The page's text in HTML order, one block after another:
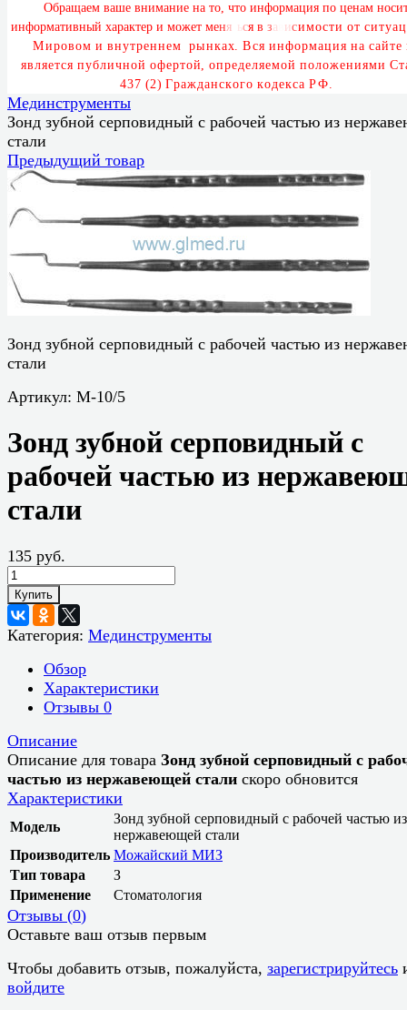
Обращаем ваше внимание на то, что информация по ценам носи
информативный характер и может меня т ься в за висимости от ситуац
Мировом и внутреннем рынках. Вся информация на сайте
является публичной офертой, определяемой положениями Ст
437 (2) Гражданского кодекса РФ.
Мединструменты
Зонд зубной серповидный с рабочей частью из
стали
Предыдущий товар
Зонд зубной серповидный с рабочей частью из
стали
Артикул: М-10/5
Зонд зубной серповидный с
рабочей частью из
стали
135 руб.
Купить
Категория: Мединструменты
Обзор
Характеристики
Отзывы 0
Описание
Описание для товара Зонд зубной серповидный с
частью из нержавеющей стали скоро обновится
Характеристики
Модель
Зонд зубной серповидный с рабочей частью из
нержавеющей стали
Производитель Можайский МИЗ
Тип товара
З
Применение
Стоматология
Отзывы (0)
Оставьте ваш отзыв первым
Чтобы добавить отзыв, пожалуйста, зарегистрируйтесь
войдите